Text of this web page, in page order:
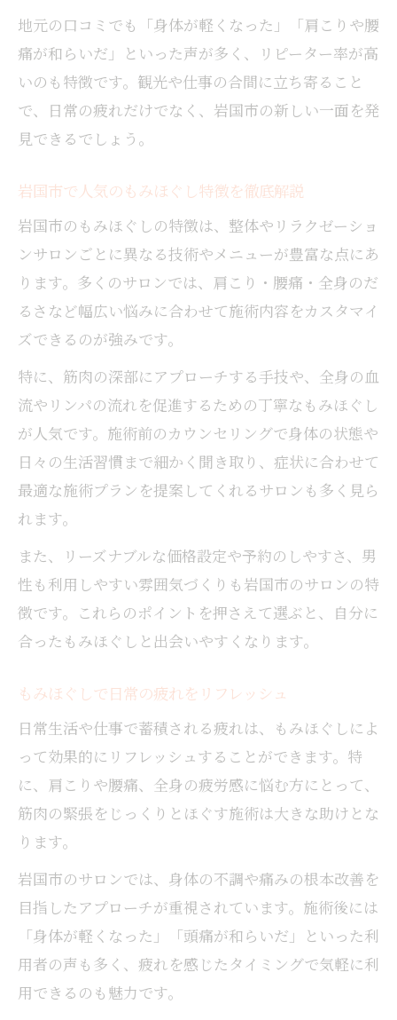
岩国市で受ける心身に寄り添うもみほぐし
丁寧なアプローチがもたらす癒やし効果
もみほぐしで心と体のバランスを整える方
法
カウンセリング重視のもみほぐし体験とは
験
岩国市で人気のリラックスもみほぐし事情
個室完備でもみほぐしをゆったり体験
リラックスしながら受けるもみほぐしの魅
力
もみほぐし施術空間のこだわりポイント
全身疲労をやさしく癒す施術の秘密
全身疲労に効くもみほぐしの施術内容解説
もみほぐしで全身を癒やす流れとポイント
筋肉のこわばりをほぐすもみほぐしの仕組
全身リフレッシュにもみほぐしが最適な理
由
もみほぐし施術で身体の不調を根本ケア
地元の口コミでも「身体が軽くなった」「肩こりや腰
痛が和らいだ」といった声が多く、リピーター率が高
いのも特徴です。観光や仕事の合間に立ち寄ること
で、日常の疲れだけでなく、岩国市の新しい一面を発
見できるでしょう。
岩国市で人気のもみほぐし特徴を徹底解説
岩国市のもみほぐしの特徴は、整体やリラクゼーショ
ンサロンごとに異なる技術やメニューが豊富な点にあ
ります。多くのサロンでは、肩こり・腰痛・全身のだ
るさなど幅広い悩みに合わせて施術内容をカスタマイ
ズできるのが強みです。
特に、筋肉の深部にアプローチする手技や、全身の血
流やリンパの流れを促進するための丁寧なもみほぐし
が人気です。施術前のカウンセリングで身体の状態や
日々の生活習慣まで細かく聞き取り、症状に合わせて
最適な施術プランを提案してくれるサロンも多く見ら
れます。
また、リーズナブルな価格設定や予約のしやすさ、男
性も利用しやすい雰囲気づくりも岩国市のサロンの特
徴です。これらのポイントを押さえて選ぶと、自分に
合ったもみほぐしと出会いやすくなります。
もみほぐしで日常の疲れをリフレッシュ
日常生活や仕事で蓄積される疲れは、もみほぐしによ
って効果的にリフレッシュすることができます。特
に、肩こりや腰痛、全身の疲労感に悩む方にとって、
筋肉の緊張をじっくりとほぐす施術は大きな助けとな
ります。
岩国市のサロンでは、身体の不調や痛みの根本改善を
目指したアプローチが重視されています。施術後には
「身体が軽くなった」「頭痛が和らいだ」といった利
用者の声も多く、疲れを感じたタイミングで気軽に利
用できるのも魅力です。